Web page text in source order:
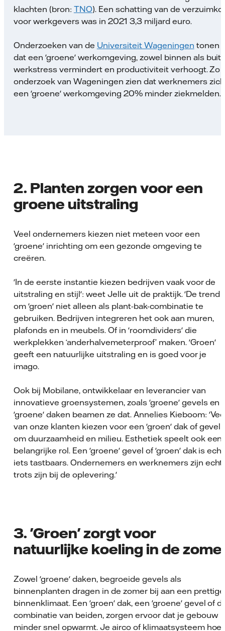
klachten (bron: TNO). Een schatting van de
voor werkgevers was in 2021 3,3 miljard euro.
Onderzoeken van de Universiteit Wageningen tonen
dat een 'groene' werkomgeving, zowel binnen als
werkstress vermindert en productiviteit verhoogt. Zo
onderzoek van Wageningen zien dat werknemers
een 'groene' werkomgeving 20% minder ziekmelden.
2. Planten zorgen voor een
groene uitstraling
Veel ondernemers kiezen niet meteen voor een
'groene' inrichting om een gezonde omgeving te
creëren.
'In de eerste instantie kiezen bedrijven vaak voor de
uitstraling en stijl': weet Jelle uit de praktijk. 'De trend
om 'groen' niet alleen als plant-bak-combinatie te
gebruiken. Bedrijven integreren het ook aan muren,
plafonds en in meubels. Of in 'roomdividers' die
werkplekken ‘anderhalvemeterproof’ maken. 'Groen'
geeft een natuurlijke uitstraling en is goed voor je
imago.
Ook bij Mobilane, ontwikkelaar en leverancier van
innovatieve groensystemen, zoals 'groene' gevels en
'groene' daken beamen ze dat. Annelies Kieboom:
van onze klanten kiezen voor een 'groen' dak of gevel
om duurzaamheid en milieu. Esthetiek speelt ook een
belangrijke rol. Een 'groene' gevel of 'groen' dak is echt
iets tastbaars. Ondernemers en werknemers zijn echt
trots zijn bij de oplevering.'
3. 'Groen' zorgt voor
natuurlijke koeling in de
Zowel 'groene' daken, begroeide gevels als
binnenplanten dragen in de zomer bij aan een
binnenklimaat. Een 'groen' dak, een 'groene' gevel of
combinatie van beiden, zorgen ervoor dat je gebouw
minder snel opwarmt. Je airco of klimaatsysteem